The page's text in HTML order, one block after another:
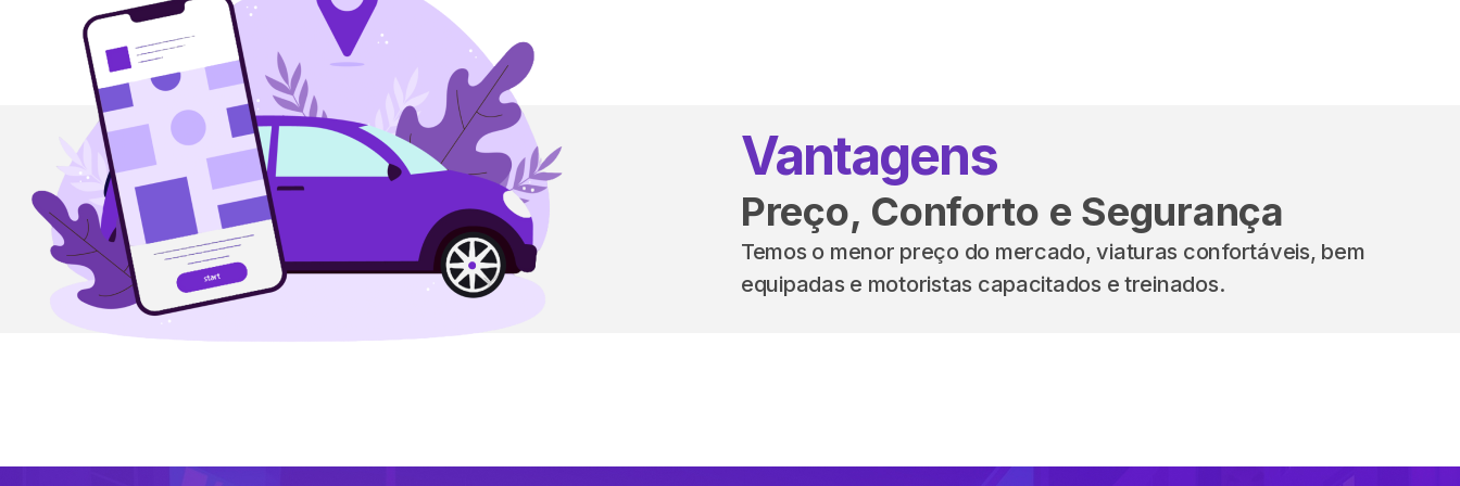
Vantagens
Preço, Conforto e Segurança
Temos o menor preço do mercado, viaturas confortáveis, bem
equipadas e motoristas capacitados e treinados.